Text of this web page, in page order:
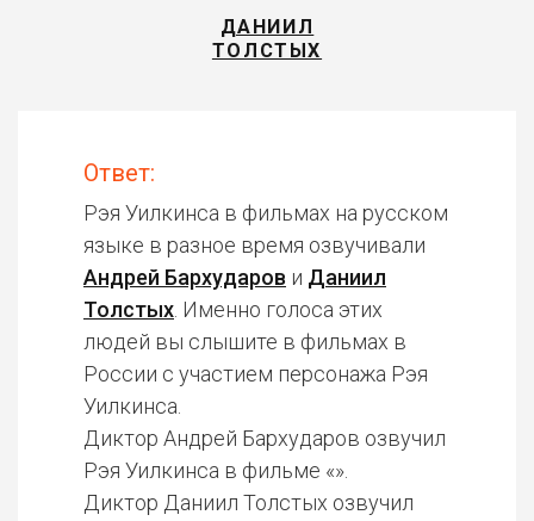
ДАНИИЛ
ТОЛСТЫХ
Ответ:
Рэя Уилкинса в фильмах на русском
языке в разное время озвучивали
Андрей Бархударов и Даниил
Толстых . Именно голоса этих
людей вы слышите в фильмах в
России с участием персонажа Рэя
Уилкинса.
Диктор Андрей Бархударов озвучил
Рэя Уилкинса в фильме «».
Диктор Даниил Толстых озвучил